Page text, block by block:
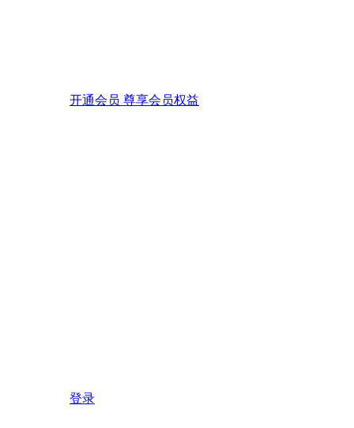
开通会员 尊享会员权益
登录